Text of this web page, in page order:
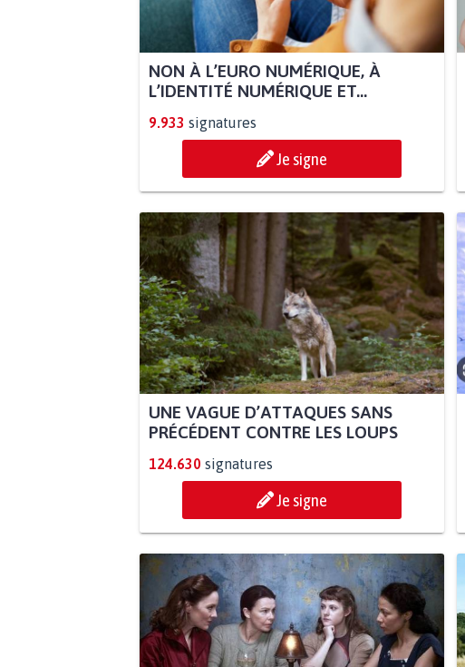
NON À L’EURO NUMÉRIQUE, À
L’IDENTITÉ NUMÉRIQUE ET...
9.933 signatures
Je signe
UNE VAGUE D’ATTAQUES SANS
PRÉCÉDENT CONTRE LES LOUPS
124.630 signatures
Je signe